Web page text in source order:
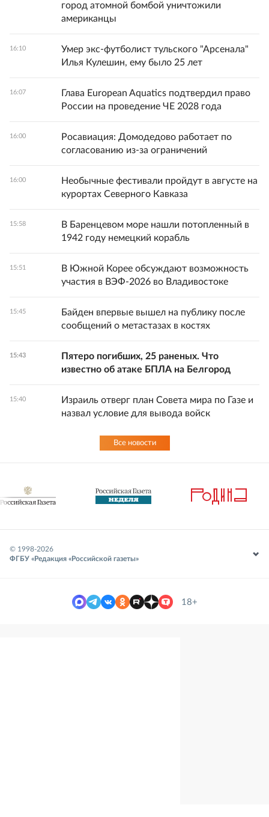
город атомной бомбой уничтожили
американцы
16:10
Умер экс-футболист тульского "Арсенала"
Илья Кулешин, ему было 25 лет
16:07
Глава European Aquatics подтвердил право
России на проведение ЧЕ 2028 года
16:00
Росавиация: Домодедово работает по
согласованию из-за ограничений
16:00
Необычные фестивали пройдут в августе на
курортах Северного Кавказа
15:58
В Баренцевом море нашли потопленный в
1942 году немецкий корабль
15:51
В Южной Корее обсуждают возможность
участия в ВЭФ-2026 во Владивостоке
15:45
Байден впервые вышел на публику после
сообщений о метастазах в костях
15:43
Пятеро погибших, 25 раненых. Что
известно об атаке БПЛА на Белгород
15:40
Израиль отверг план Совета мира по Газе и
назвал условие для вывода войск
Все новости
© 1998-2026
ФГБУ «Редакция «Российской газеты»
18+